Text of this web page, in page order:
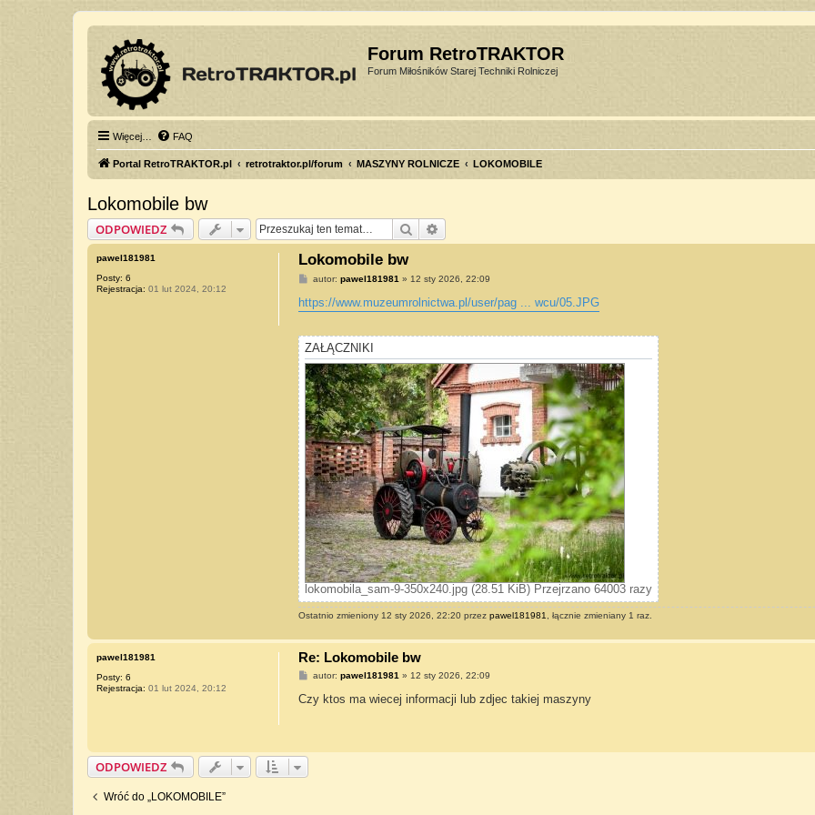
Forum RetroTRAKTOR
Forum Miłośników Starej Techniki Rolniczej
Więcej… FAQ
Portal RetroTRAKTOR.pl retrotraktor.pl/forum MASZYNY ROLNICZE LOKOMOBILE
Lokomobile bw
ODPOWIEDZ Szukaj
pawel181981
Posty: 6
Rejestracja: 01 lut 2024, 20:12
Lokomobile bw
P
s
t
autor: pawel181981 » 12 sty 2026, 22:09
https://www.muzeumrolnictwa.pl/user/pag ... wcu/05.JPG
ZAŁĄCZNIKI
lokomobila_sam-9-350x240.jpg (28.51 KiB) Przejrzano 64003 razy
Ostatnio zmieniony 12 sty 2026, 22:20 przez pawel181981 , łącznie zmieniany 1 raz.
pawel181981
Posty: 6
Rejestracja: 01 lut 2024, 20:12
Re: Lokomobile bw
P
s
autor: pawel181981 » 12 sty 2026, 22:09
Czy ktos ma wiecej informacji lub zdjec takiej maszyny
ODPOWIEDZ
Wróć do „LOKOMOBILE”